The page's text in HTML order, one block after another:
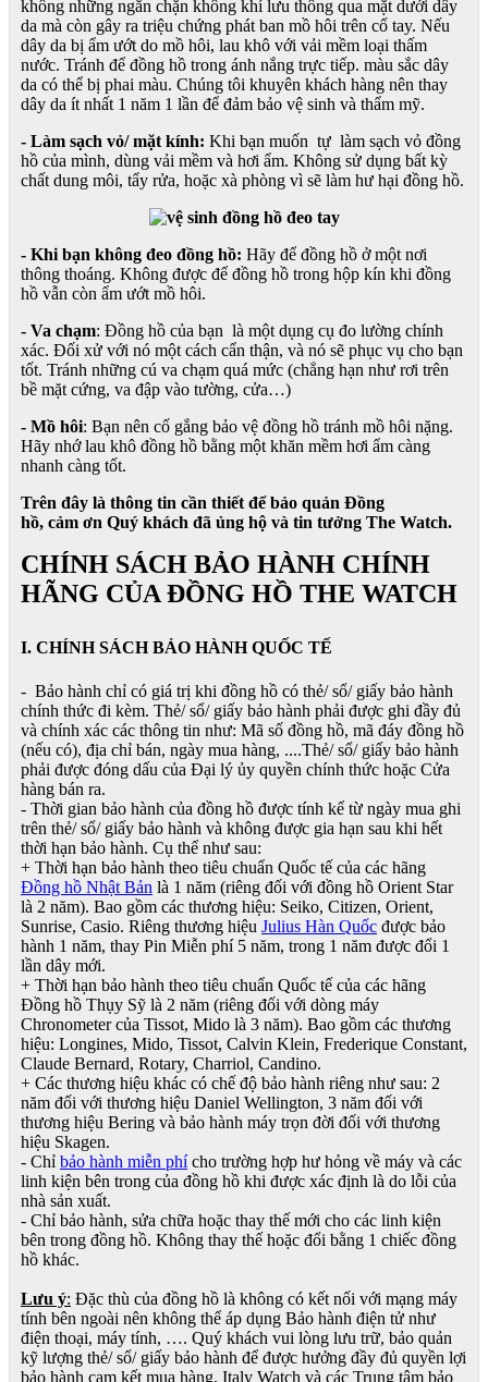
không những ngăn chặn không khí lưu thông qua mặt dưới dây
da mà còn gây ra triệu chứng phát ban mồ hôi trên cổ tay. Nếu
dây da bị ẩm ướt do mồ hôi, lau khô với vải mềm loại thấm
nước. Tránh để đồng hồ trong ánh nắng trực tiếp. màu sắc dây
da có thể bị phai màu. Chúng tôi khuyên khách hàng nên thay
dây da ít nhất 1 năm 1 lần để đảm bảo vệ sinh và thẩm mỹ.
- Làm sạch vỏ/ mặt kính: Khi bạn muốn tự làm sạch vỏ đồng
hồ của mình, dùng vải mềm và hơi ẩm. Không sử dụng bất kỳ
chất dung môi, tẩy rửa, hoặc xà phòng vì sẽ làm hư hại đồng hồ.
- Khi bạn không đeo đồng hồ: Hãy để đồng hồ ở một nơi
thông thoáng. Không được để đồng hồ trong hộp kín khi đồng
hồ vẫn còn ẩm ướt mồ hôi.
- Va chạm: Đồng hồ của bạn là một dụng cụ đo lường chính
xác. Đối xử với nó một cách cẩn thận, và nó sẽ phục vụ cho bạn
tốt. Tránh những cú va chạm quá mức (chẳng hạn như rơi trên
bề mặt cứng, va đập vào tường, cửa…)
- Mồ hôi: Bạn nên cố gắng bảo vệ đồng hồ tránh mồ hôi nặng.
Hãy nhớ lau khô đồng hồ bằng một khăn mềm hơi ẩm càng
nhanh càng tốt.
Trên đây là thông tin cần thiết để bảo quản Đồng
hồ, cảm ơn Quý khách đã ủng hộ và tin tưởng The Watch.
CHÍNH SÁCH BẢO HÀNH CHÍNH
HÃNG CỦA ĐỒNG HỒ THE WATCH
I. CHÍNH SÁCH BẢO HÀNH QUỐC TẾ
- Bảo hành chỉ có giá trị khi đồng hồ có thẻ/ sổ/ giấy bảo hành
chính thức đi kèm. Thẻ/ sổ/ giấy bảo hành phải được ghi đầy đủ
và chính xác các thông tin như: Mã số đồng hồ, mã đáy đồng hồ
(nếu có), địa chỉ bán, ngày mua hàng, ....Thẻ/ sổ/ giấy bảo hành
phải được đóng dấu của Đại lý ủy quyền chính thức hoặc Cửa
hàng bán ra.
- Thời gian bảo hành của đồng hồ được tính kể từ ngày mua ghi
trên thẻ/ sổ/ giấy bảo hành và không được gia hạn sau khi hết
thời hạn bảo hành. Cụ thể như sau:
+ Thời hạn bảo hành theo tiêu chuẩn Quốc tế của các hãng
Đồng hồ Nhật Bản là 1 năm (riêng đối với đồng hồ Orient Star
là 2 năm). Bao gồm các thương hiệu: Seiko, Citizen, Orient,
Sunrise, Casio. Riêng thương hiệu Julius Hàn Quốc được bảo
hành 1 năm, thay Pin Miễn phí 5 năm, trong 1 năm được đổi 1
lần dây mới.
+ Thời hạn bảo hành theo tiêu chuẩn Quốc tế của các hãng
Đồng hồ Thụy Sỹ là 2 năm (riêng đối với dòng máy
Chronometer của Tissot, Mido là 3 năm). Bao gồm các thương
hiệu: Longines, Mido, Tissot, Calvin Klein, Frederique Constant,
Claude Bernard, Rotary, Charriol, Candino.
+ Các thương hiệu khác có chế độ bảo hành riêng như sau: 2
năm đối với thương hiệu Daniel Wellington, 3 năm đối với
thương hiệu Bering và bảo hành máy trọn đời đối với thương
hiệu Skagen.
- Chỉ bảo hành miễn phícho trường hợp hư hỏng về máy và các
linh kiện bên trong của đồng hồ khi được xác định là do lỗi của
nhà sản xuất.
- Chỉ bảo hành, sửa chữa hoặc thay thế mới cho các linh kiện
bên trong đồng hồ. Không thay thế hoặc đổi bằng 1 chiếc đồng
hồ khác.
Lưu ý: Đặc thù của đồng hồ là không có kết nối với mạng máy
tính bên ngoài nên không thể áp dụng Bảo hành điện tử như
điện thoại, máy tính, …. Quý khách vui lòng lưu trữ, bảo quản
kỹ lượng thẻ/ sổ/ giấy bảo hành để được hưởng đầy đủ quyền lợi
bảo hành cam kết mua hàng. Italy Watch và các Trung tâm bảo